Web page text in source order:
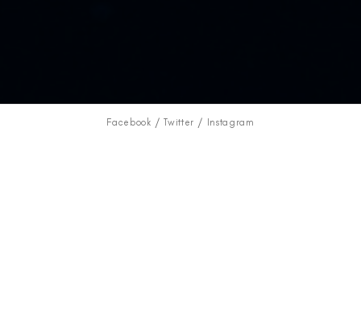
Facebook Twitter Instagram